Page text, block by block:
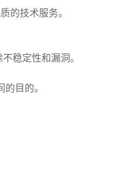
的技术服务。
稳定性和漏洞。
目的。